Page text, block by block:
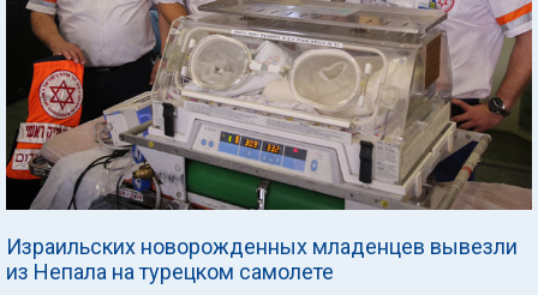
Израильских новорожденных младенцев вывезли
из Непала на турецком самолете